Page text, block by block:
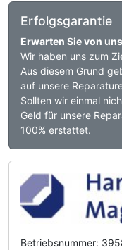
Erfolgsgarantie
Erwarten Sie von
Wir haben uns zum
Aus diesem Grund
auf unsere
Sollten wir einmal
Geld für unsere
100% erstattet.
Betriebsnummer: